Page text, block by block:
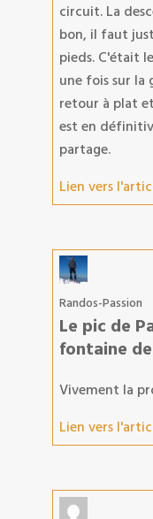
circuit. La
bon, il faut
pieds. C'était
une fois sur la
retour à plat
est en
partage.
Lien vers
Randos-Passion
Le pic de
fontaine de
Vivement la
Lien vers